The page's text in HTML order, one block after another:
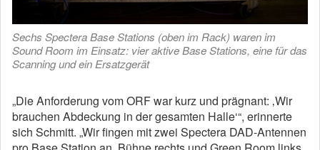
Sechs Spectera Base Stations (oben im Rack) waren im
Sound Room im Einsatz: vier aktive Base Stations, eine für das
Scanning und ein Ersatzgerät
„Die Anforderung vom ORF war kurz und prägnant: ‚Wir
brauchen Abdeckung in der gesamten Halle‘“, erinnerte
sich Schmitt. „Wir fingen mit zwei Spectera DAD-Antennen